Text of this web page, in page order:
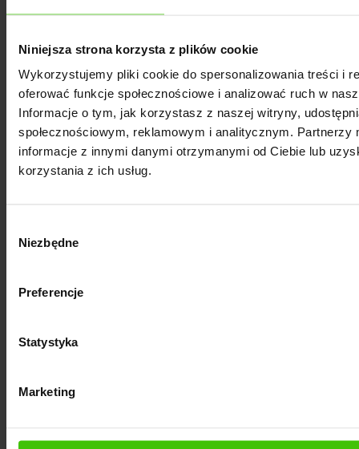
Niniejsza strona korzysta z plików cookie
Wykorzystujemy pliki cookie do spersonalizowania treści i
oferować funkcje społecznościowe i analizować ruch w
Informacje o tym, jak korzystasz z naszej witryny,
społecznościowym, reklamowym i analitycznym. Partnerzy
informacje z innymi danymi otrzymanymi od Ciebie lub
korzystania z ich usług.
zgody
Niezbędne
Preferencje
Statystyka
Marketing
zapowiedział (https://blog.chromium.org/2020/01/
przeglądarką Chrome dołączy do grona tych, którzy
zablokują third-party cookies, w świecie e-commerce
zawrzało. Dlaczego? Ponieważ 99% nowoczesnych
narzędzi do automatyzacji marketingu i personalizacji
oferty dostępnych na rynku działa w oparciu właśnie o
skrypty i ciasteczka third-party. Na ich podstawie
ale – jakby tego było mało – także przez programy
użytkowników, powoduje, że stosowana na stronie
Proponowanym przez nas rozwiązaniem tego